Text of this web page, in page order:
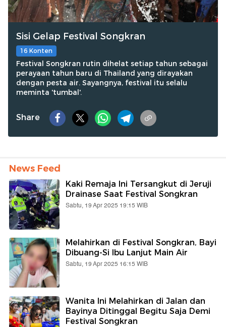
Sisi Gelap Festival Songkran
16 Konten
Festival Songkran rutin dihelat setiap tahun sebagai
perayaan tahun baru di Thailand yang dirayakan
dengan pesta air. Sayangnya, festival itu selalu
meminta 'tumbal'.
Share
News Feed
Kaki Remaja Ini Tersangkut di Jeruji
Drainase Saat Festival Songkran
Sabtu, 19 Apr 2025 19:15 WIB
Melahirkan di Festival Songkran, Bayi
Dibuang-Si Ibu Lanjut Main Air
Sabtu, 19 Apr 2025 16:15 WIB
Wanita Ini Melahirkan di Jalan dan
Bayinya Ditinggal Begitu Saja Demi
Festival Songkran